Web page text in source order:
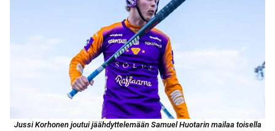
Jussi Korhonen joutui jäähdyttelemään Samuel Huotarin mailaa toisella